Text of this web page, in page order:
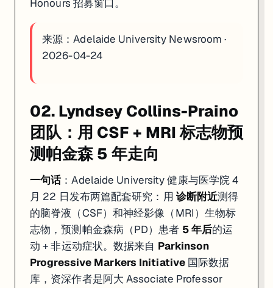
Honours 招募窗口。
来源：Adelaide University Newsroom ·
2026-04-24
02. Lyndsey Collins-Praino
团队：用 CSF + MRI 标志物预
测帕金森 5 年走向
一句话：Adelaide University 健康与医学院 4
月 22 日发布两篇配套研究：用 诊断附近测得
的脑脊液（CSF）和神经影像（MRI）生物标
志物，预测帕金森病（PD）患者 5 年后的运
动 + 非运动症状。数据来自 Parkinson
Progressive Markers Initiative 国际数据
库，资深作者是阿大 Associate Professor